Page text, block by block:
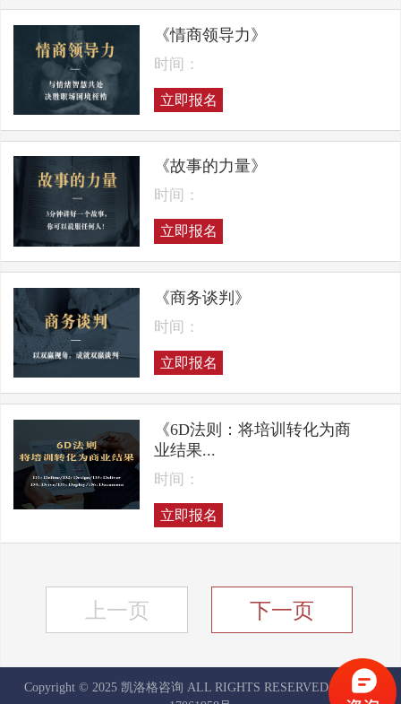
《情商领导力》
时间：
立即报名
《故事的力量》
时间：
立即报名
《商务谈判》
时间：
立即报名
《6D法则：将培训转化为商
业结果...
时间：
立即报名
上一页 下一页
Copyright © 2025 凯洛格咨询 ALL RIGHTS RESERVED
京ICP备